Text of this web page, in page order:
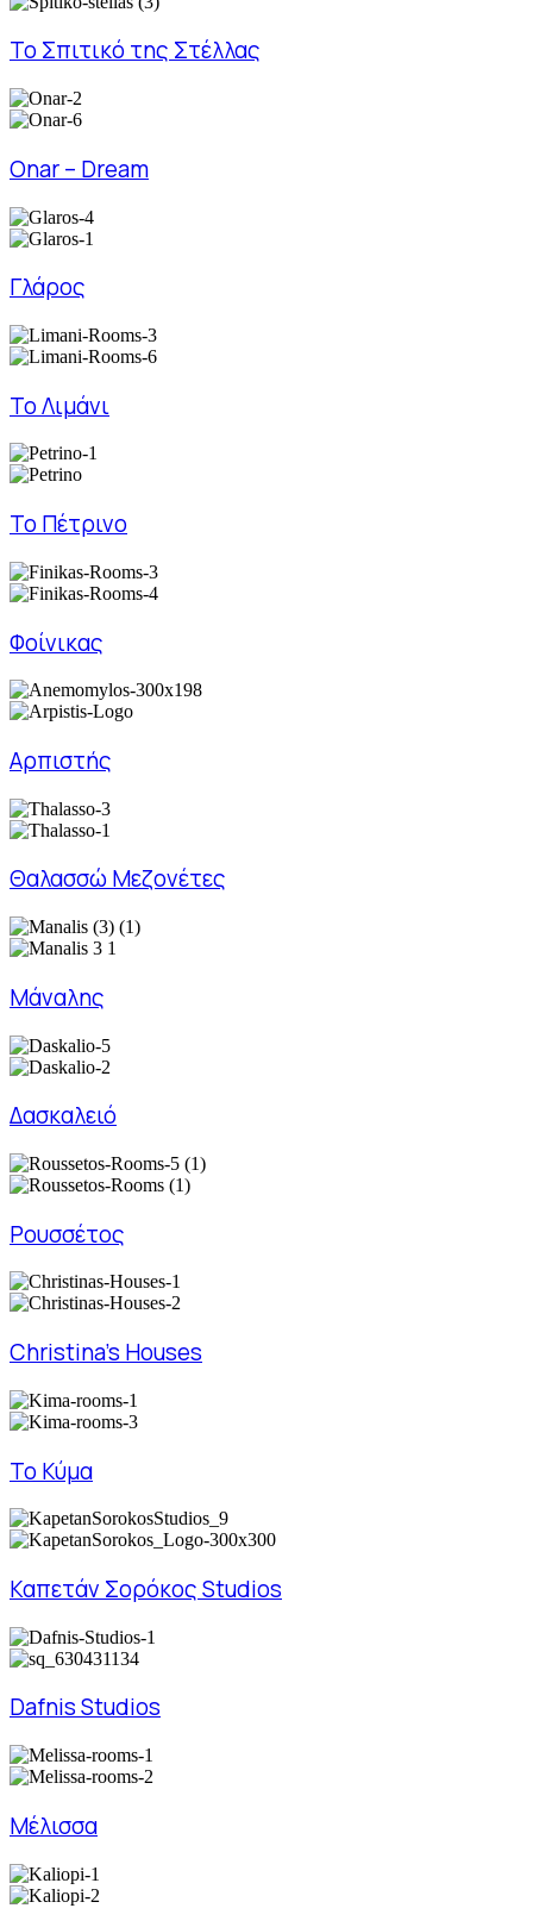
Το Σπιτικό της Στέλλας
Onar – Dream
Γλάρος
Το Λιμάνι
Το Πέτρινο
Φοίνικας
Αρπιστής
Θαλασσώ Μεζονέτες
Μάναλης
Δασκαλειό
Ρουσσέτος
Christina’s Houses
Το Κύμα
Καπετάν Σορόκος Studios
Dafnis Studios
Μέλισσα